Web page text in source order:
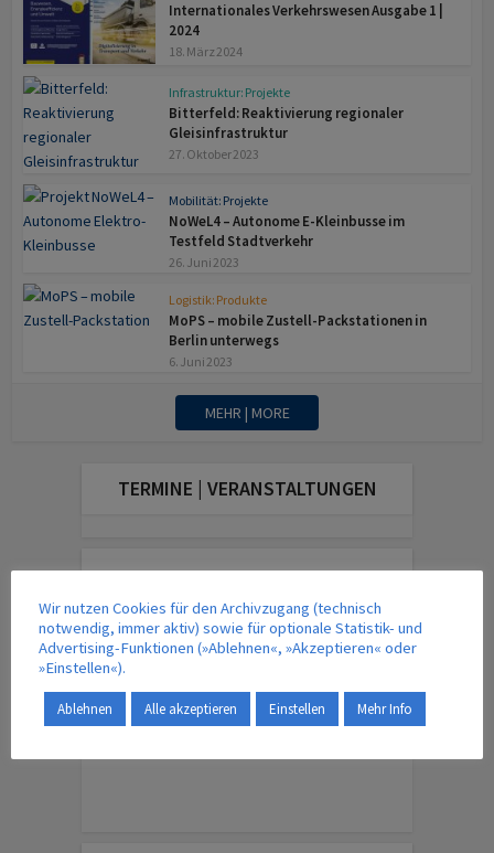
Internationales Verkehrswesen Ausgabe 1 |
2024
18. März 2024
Infrastruktur: Projekte
Bitterfeld: Reaktivierung regionaler
Gleisinfrastruktur
27. Oktober 2023
Mobilität: Projekte
NoWeL4 – Autonome E-Kleinbusse im
Testfeld Stadtverkehr
26. Juni 2023
Logistik: Produkte
MoPS – mobile Zustell-Packstationen in
Berlin unterwegs
6. Juni 2023
MEHR | MORE
TERMINE | VERANSTALTUNGEN
DAS AKTUELLE MAGAZIN
Wir nutzen Cookies für den Archivzugang (technisch
notwendig, immer aktiv) sowie für optionale Statistik- und
Advertising-Funktionen (»Ablehnen«, »Akzeptieren« oder
»Einstellen«).
Ablehnen Alle akzeptieren Einstellen Mehr Info